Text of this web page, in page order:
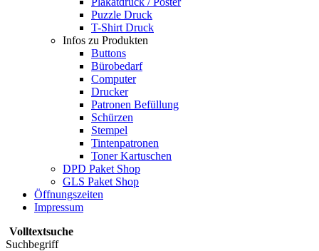
Puzzle Druck
T-Shirt Druck
Infos zu Produkten
Buttons
Bürobedarf
Computer
Drucker
Patronen Befüllung
Schürzen
Stempel
Tintenpatronen
Toner Kartuschen
DPD Paket Shop
GLS Paket Shop
Öffnungszeiten
Impressum
Volltextsuche
Suchbegriff